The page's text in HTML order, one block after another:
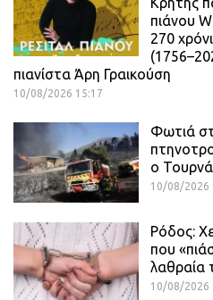
πιάνου
270
πιανίστα Άρη Γραικούση
10/08/2026 15:17
Φωτιά
ο
10/08/2026
Ρόδος:
που
λαθραία
10/08/2026